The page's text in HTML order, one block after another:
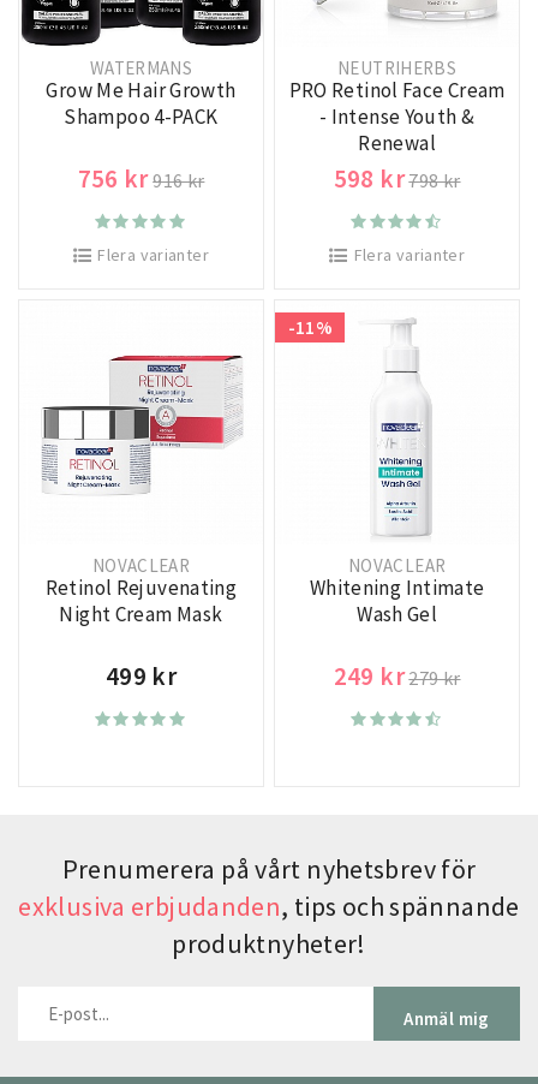
WATERMANS
Grow Me Hair Growth
Shampoo 4-PACK
756 kr916 kr
Flera varianter
NEUTRIHERBS
PRO Retinol Face Cream
- Intense Youth &
Renewal
598 kr798 kr
Flera varianter
NOVACLEAR
Retinol Rejuvenating
Night Cream Mask
499 kr
-11%
NOVACLEAR
Whitening Intimate
Wash Gel
249 kr279 kr
Prenumerera på vårt nyhetsbrev för
exklusiva erbjudanden, tips och spännande
produktnyheter!
Anmäl mig